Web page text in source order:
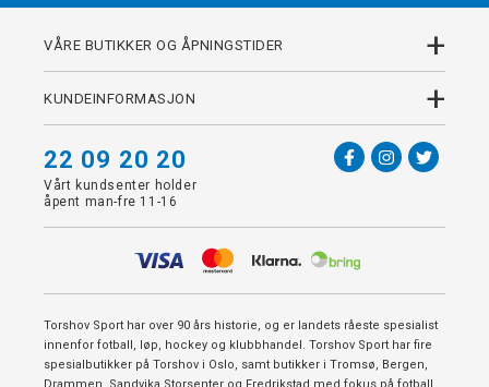
VÅRE BUTIKKER OG ÅPNINGSTIDER +
KUNDEINFORMASJON +
22 09 20 20
Vårt kundsenter holder
åpent man-fre 11-16
Torshov Sport har over 90 års historie, og er landets råeste spesialist
innenfor fotball, løp, hockey og klubbhandel. Torshov Sport har fire
spesialbutikker på Torshov i Oslo, samt butikker i Tromsø, Bergen,